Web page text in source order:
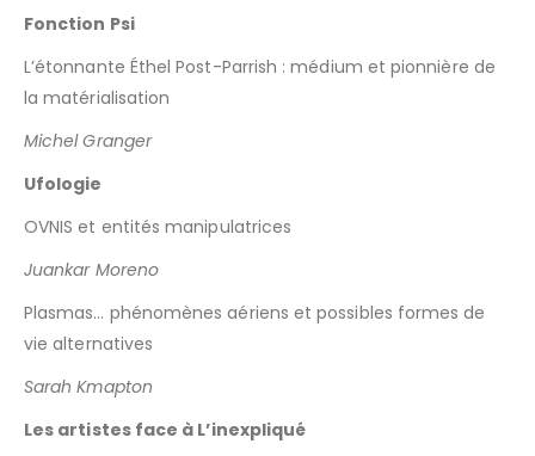
Fonction Psi
L’étonnante Éthel Post-Parrish : médium et pionnière de
la matérialisation
Michel Granger
Ufologie
OVNIS et entités manipulatrices
Juankar Moreno
Plasmas… phénomènes aériens et possibles formes de
vie alternatives
Sarah Kmapton
Les artistes face à L’inexpliqué